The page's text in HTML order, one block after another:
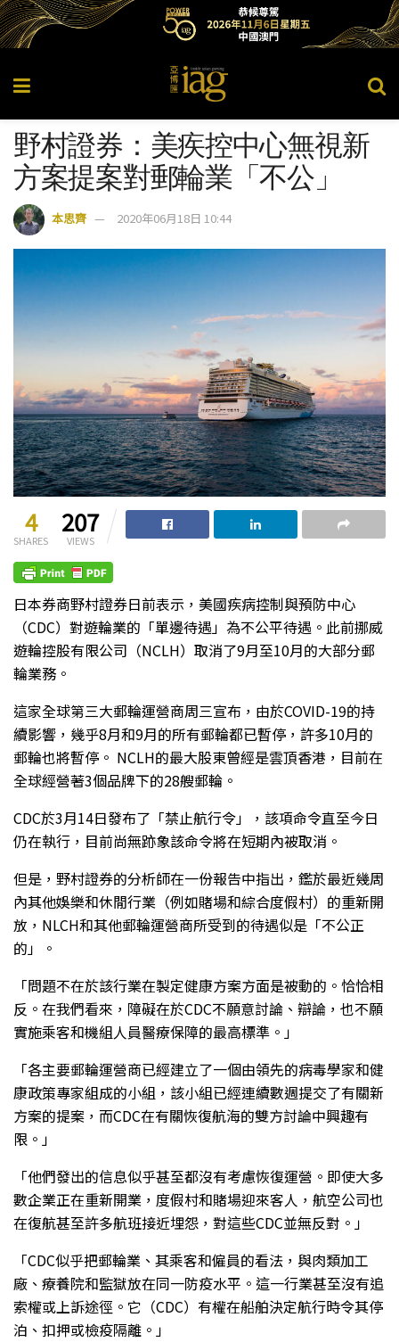
野村證券：美疾控中心無視新
方案提案對郵輪業「不公」
本思齊 2020年06月18日 10:44
4
SHARES
207
VIEWS
日本券商野村證券日前表示，美國疾病控制與預防中心
（CDC）對遊輪業的「單邊待遇」為不公平待遇。此前挪威
遊輪控股有限公司（NCLH）取消了9月至10月的大部分郵
輪業務。
這家全球第三大郵輪運營商周三宣布，由於COVID-19的持
續影響，幾乎8月和9月的所有郵輪都已暫停，許多10月的
郵輪也將暫停。 NCLH的最大股東曾經是雲頂香港，目前在
全球經營著3個品牌下的28艘郵輪。
CDC於3月14日發布了「禁止航行令」，該項命令直至今日
仍在執行，目前尚無跡象該命令將在短期內被取消。
但是，野村證券的分析師在一份報告中指出，鑑於最近幾周
內其他娛樂和休閒行業（例如賭場和綜合度假村）的重新開
放，NLCH和其他郵輪運營商所受到的待遇似是「不公正
的」。
「問題不在於該行業在製定健康方案方面是被動的。恰恰相
反。在我們看來，障礙在於CDC不願意討論、辯論，也不願
實施乘客和機組人員醫療保障的最高標準。」
「各主要郵輪運營商已經建立了一個由領先的病毒學家和健
康政策專家組成的小組，該小組已經連續數週提交了有關新
方案的提案，而CDC在有關恢復航海的雙方討論中興趣有
限。」
「他們發出的信息似乎甚至都沒有考慮恢復運營。即使大多
數企業正在重新開業，度假村和賭場迎來客人，航空公司也
在復航甚至許多航班接近埋怨，對這些CDC並無反對。」
「CDC似乎把郵輪業、其乘客和僱員的看法，與肉類加工
廠、療養院和監獄放在同一防疫水平。這一行業甚至沒有追
索權或上訴途徑。它（CDC）有權在船舶決定航行時令其停
泊、扣押或檢疫隔離。」